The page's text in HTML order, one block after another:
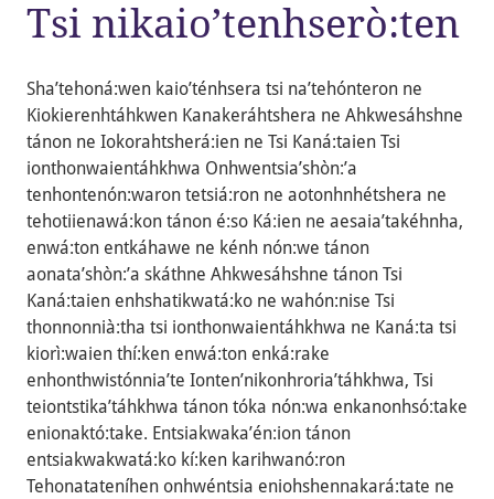
Tsi nikaio’tenhserò:ten
Sha’tehoná:wen kaio’ténhsera tsi na’tehónteron ne
Kiokierenhtáhkwen Kanakeráhtshera ne Ahkwesáhshne
tánon ne Iokorahtsherá:ien ne Tsi Kaná:taien Tsi
ionthonwaientáhkhwa Onhwentsia’shòn:’a
tenhontenón:waron tetsiá:ron ne aotonhnhétshera ne
tehotiienawá:kon tánon é:so Ká:ien ne aesaia’takéhnha,
enwá:ton entkáhawe ne kénh nón:we tánon
aonata’shòn:’a skáthne Ahkwesáhshne tánon Tsi
Kaná:taien enhshatikwatá:ko ne wahón:nise Tsi
thonnonnià:tha tsi ionthonwaientáhkhwa ne Kaná:ta tsi
kiorì:waien thí:ken enwá:ton enká:rake
enhonthwistónnia’te Ionten’nikonhroria’táhkhwa, Tsi
teiontstika’táhkhwa tánon tóka nón:wa enkanonhsó:take
enionaktó:take. Entsiakwaka’én:ion tánon
entsiakwakwatá:ko kí:ken karihwanó:ron
Tehonatateníhen onhwéntsia eniohshennakará:tate ne